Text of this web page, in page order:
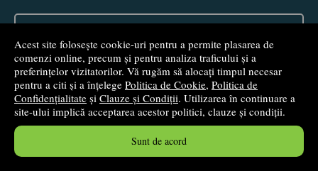
Acest site folosește cookie-uri pentru a permite plasarea de
comenzi online, precum și pentru analiza traficului și a
preferințelor vizitatorilor. Vă rugăm să alocați timpul necesar
pentru a citi și a înțelege Politica de Cookie, Politica de
Confidențialitate și Clauze și Condiții. Utilizarea în continuare a
site-ului implică acceptarea acestor politici, clauze și condiții.
Sunt de acord
mă abonez!
Prin abonarea la newsletter confirm că am peste 18 ani.